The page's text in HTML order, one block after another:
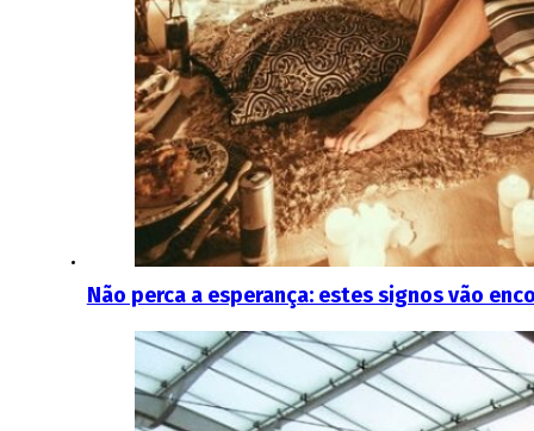
Não perca a esperança: estes signos vão